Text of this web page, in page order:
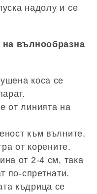
надолу и се
вълнообразна
коса се
от линията на
към вълните,
от корените.
от 2-4 см, така
по-спретнати.
къдрица се